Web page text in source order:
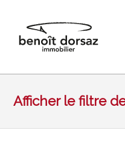
Afficher le filtre